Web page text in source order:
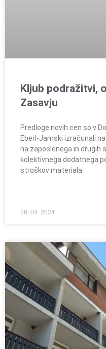
Kljub podražitvi,
Zasavju
Predloge novih cen so v
Eberl-Jamski izračunali
na zaposlenega in drugih
kolektivnega dodatnega
stroškov materiala
26. 04. 2024